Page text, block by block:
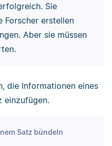
Sie
Forscher erstellen
Aber sie müssen
die Informationen eines
einzufügen.
Satz bündeln